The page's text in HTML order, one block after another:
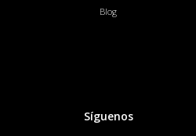
Blog
Síguenos